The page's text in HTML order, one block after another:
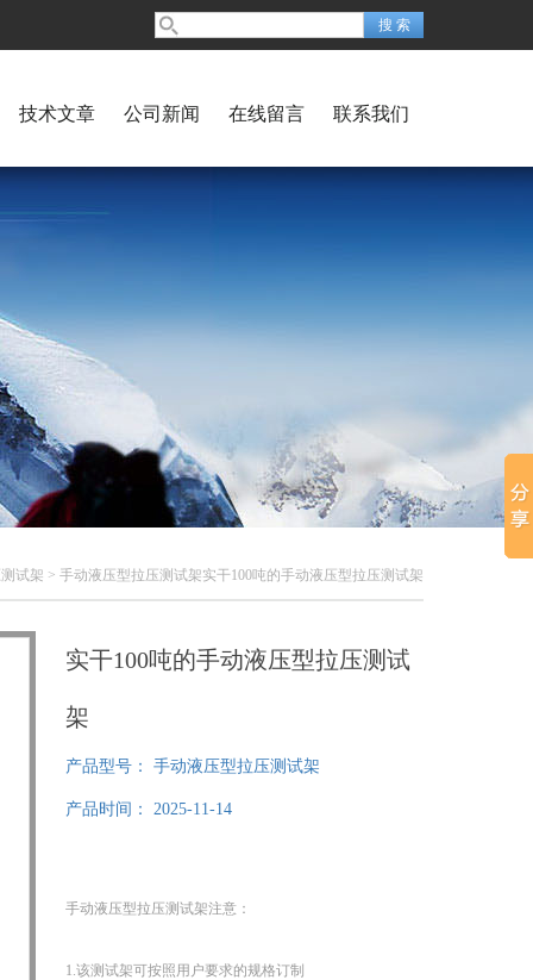
技术文章 公司新闻 在线留言 联系我们
试架 > 手动液压型拉压测试架实干100吨的手动液压型拉压测试架
实干100吨的手动液压型拉压测试
架
产品型号： 手动液压型拉压测试架
产品时间： 2025-11-14
手动液压型拉压测试架注意：
1.该测试架可按照用户要求的规格订制